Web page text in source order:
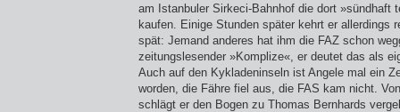
am Istanbuler Sirkeci-Bahnhof die dort »sündhaft
kaufen. Einige Stunden später kehrt er allerdings
spät: Jemand anderes hat ihm die FAZ schon
zeitungslesender »Komplize«, er deutet das als
Auch auf den Kykladeninseln ist Angele mal ein
worden, die Fähre fiel aus, die FAS kam nicht.
schlägt er den Bogen zu Thomas Bernhards